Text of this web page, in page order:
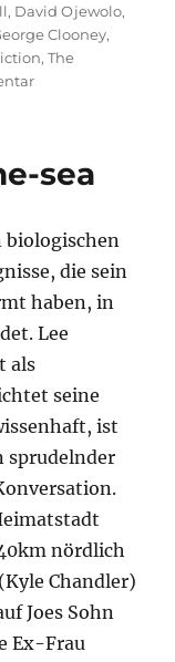
, David Ojewolo,
Clooney,
,The
zu
sea
biologischen
die sein
haben, in
Lee
als
seine
ist
sprudelnder
nördlich
Chandler)
Joes Sohn
Ex-Frau